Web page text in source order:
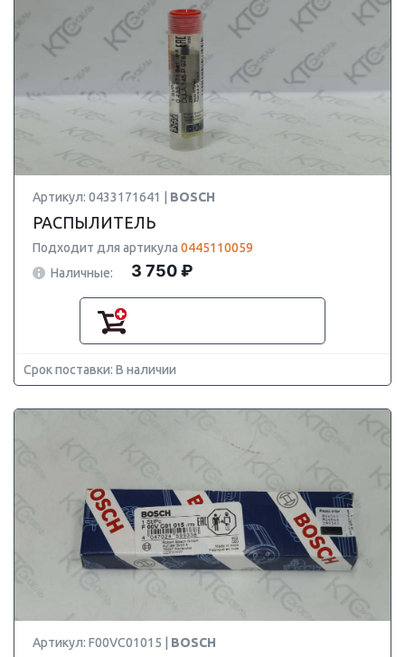
Артикул: 0433171641 | BOSCH
РАСПЫЛИТЕЛЬ
Подходит для артикула 0445110059
Наличные:
3 750 ₽
Срок поставки: В наличии
Артикул: F00VC01015 | BOSCH